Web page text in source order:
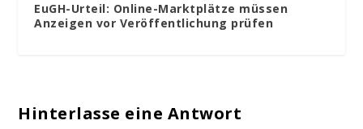
EuGH-Urteil: Online-Marktplätze müssen
Anzeigen vor Veröffentlichung prüfen
Hinterlasse eine Antwort